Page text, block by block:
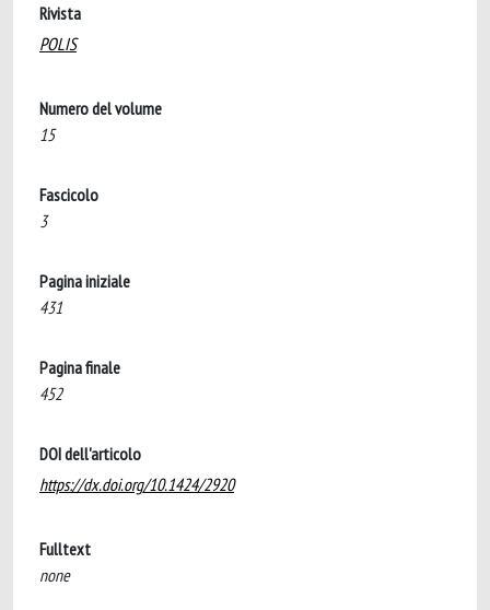
Rivista
POLIS
Numero del volume
15
Fascicolo
3
Pagina iniziale
431
Pagina finale
452
DOI dell'articolo
https://dx.doi.org/10.1424/2920
Fulltext
none